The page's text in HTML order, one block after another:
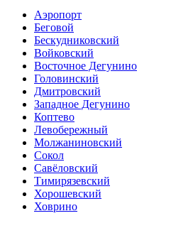
Аэропорт
Беговой
Бескудниковский
Войковский
Восточное Дегунино
Головинский
Дмитровский
Западное Дегунино
Коптево
Левобережный
Молжаниновский
Сокол
Савёловский
Тимирязевский
Хорошевский
Ховрино